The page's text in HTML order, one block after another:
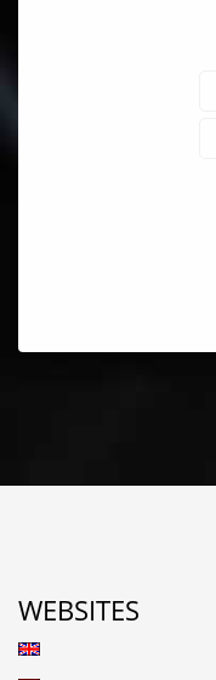
WEBSITES